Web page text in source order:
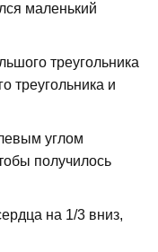
маленький
треугольника
треугольника и
углом
получилось
на 1/3 вниз,